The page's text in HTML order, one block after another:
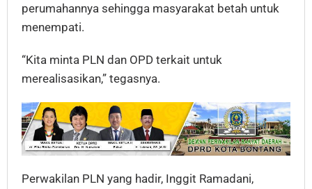
perumahannya sehingga masyarakat betah untuk
menempati.
“Kita minta PLN dan OPD terkait untuk
merealisasikan,” tegasnya.
Perwakilan PLN yang hadir, Inggit Ramadani,